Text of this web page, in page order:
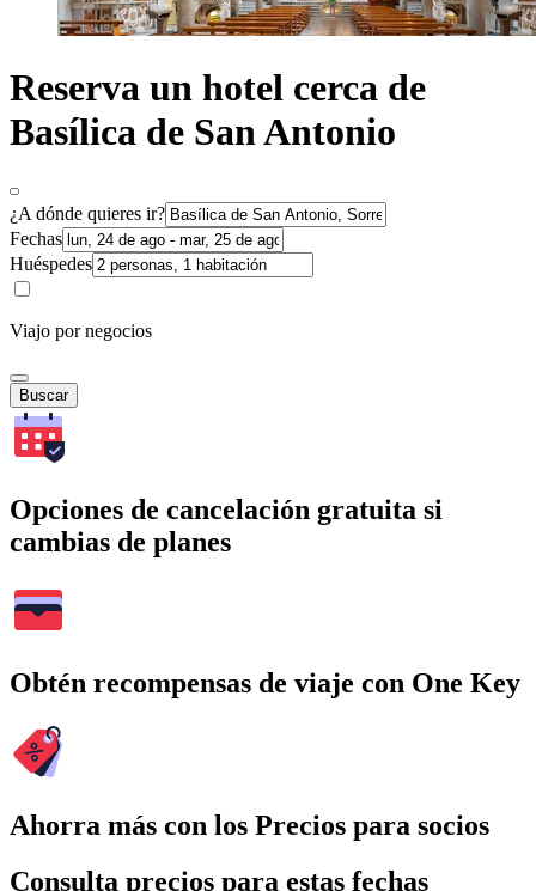
Reserva un hotel cerca de
Basílica de San Antonio
¿A dónde quieres ir?
Fechas
Huéspedes
Viajo por negocios
Buscar
Opciones de cancelación gratuita si
cambias de planes
Obtén recompensas de viaje con One Key
Ahorra más con los Precios para socios
Consulta precios para estas fechas